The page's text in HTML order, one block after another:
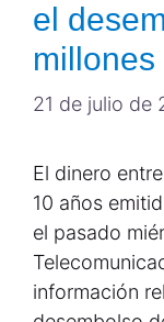
el
21 de julio de
El dinero
10 años
el pasado
información